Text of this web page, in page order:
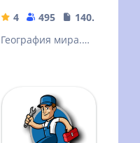
4 495
140.36 MB
География мира.
и флагам